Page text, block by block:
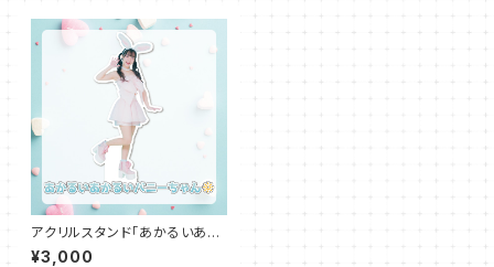
アクリルスタンド「あかるいあか
るいバニーちゃん☀」
¥3,000